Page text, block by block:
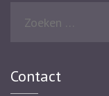
Contact